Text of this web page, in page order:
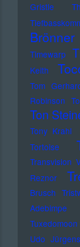
Gristle
Brönner
Timewarp
Keith
Tom
Robinson
Ton
Tony Krahl
Tortoise
Transvision
Reznor
Brusch
Adebimpe
Tuxedomoon
Udo Jürgens